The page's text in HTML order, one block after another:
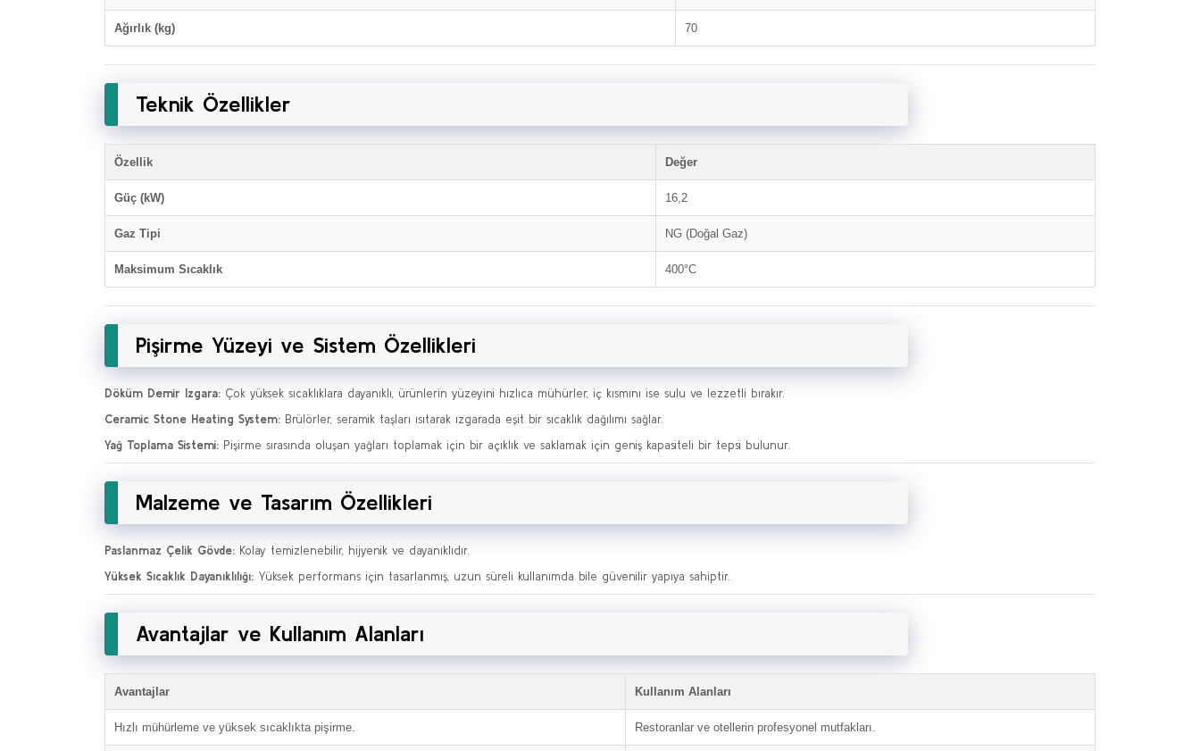
Ağırlık (kg) 70
Teknik Özellikler
Özellik Değer
Güç (kW) 16,2
Gaz Tipi NG (Doğal Gaz)
Maksimum Sıcaklık 400°C
Pişirme Yüzeyi ve Sistem Özellikleri
Döküm Demir Izgara: Çok yüksek sıcaklıklara dayanıklı, ürünlerin yüzeyini hızlıca mühürler, iç kısmını ise sulu ve lezzetli bırakır.
Ceramic Stone Heating System: Brülörler, seramik taşları ısıtarak ızgarada eşit bir sıcaklık dağılımı sağlar.
Yağ Toplama Sistemi: Pişirme sırasında oluşan yağları toplamak için bir açıklık ve saklamak için geniş kapasiteli bir tepsi bulunur.
Malzeme ve Tasarım Özellikleri
Paslanmaz Çelik Gövde: Kolay temizlenebilir, hijyenik ve dayanıklıdır.
Yüksek Sıcaklık Dayanıklılığı: Yüksek performans için tasarlanmış, uzun süreli kullanımda bile güvenilir yapıya sahiptir.
Avantajlar ve Kullanım Alanları
Avantajlar Kullanım Alanları
Hızlı mühürleme ve yüksek sıcaklıkta pişirme. Restoranlar ve otellerin profesyonel mutfakları.